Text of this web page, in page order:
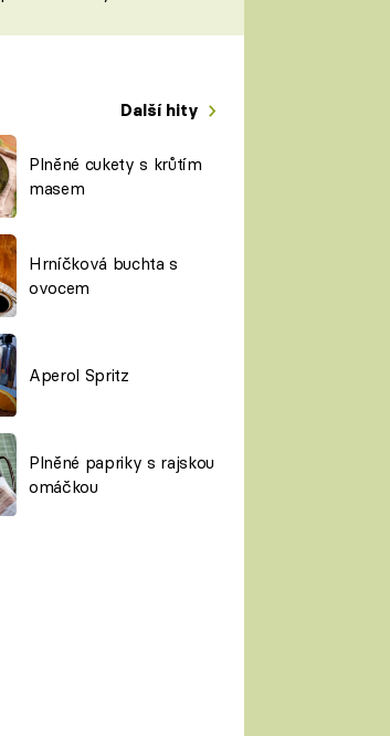
Další hity
Plněné cukety s krůtím
masem
Hrníčková buchta s
ovocem
Aperol Spritz
Plněné papriky s rajskou
omáčkou